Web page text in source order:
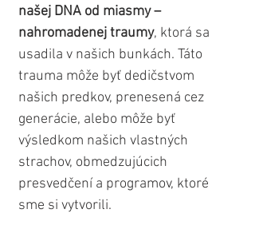
našej DNA od miasmy –
nahromadenej traumy, ktorá sa
usadila v našich bunkách. Táto
trauma môže byť dedičstvom
našich predkov, prenesená cez
generácie, alebo môže byť
výsledkom našich vlastných
strachov, obmedzujúcich
presvedčení a programov, ktoré
sme si vytvorili.